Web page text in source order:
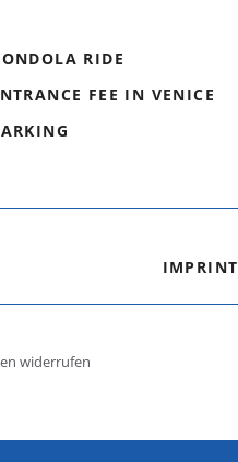
RIDE
FEE IN VENICE
IMPRINT
widerrufen